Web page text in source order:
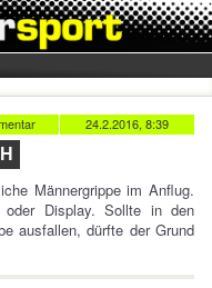
24.2.2016, 8:39
Männergrippe im Anflug.
Display. Sollte in den
ausfallen, dürfte der Grund